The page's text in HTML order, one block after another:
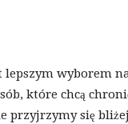
wyborem
które chcą
przyjrzymy się